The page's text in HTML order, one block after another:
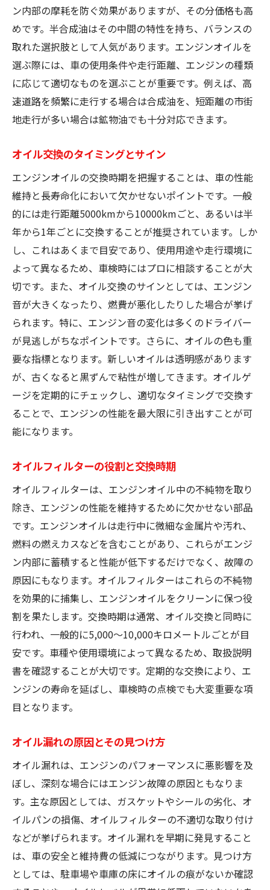
ン内部の摩耗を防ぐ効果がありますが、その分価格も高
めです。半合成油はその中間の特性を持ち、バランスの
取れた選択肢として人気があります。エンジンオイルを
選ぶ際には、車の使用条件や走行距離、エンジンの種類
に応じて適切なものを選ぶことが重要です。例えば、高
速道路を頻繁に走行する場合は合成油を、短距離の市街
地走行が多い場合は鉱物油でも十分対応できます。
オイル交換のタイミングとサイン
エンジンオイルの交換時期を把握することは、車の性能
維持と長寿命化において欠かせないポイントです。一般
的には走行距離5000kmから10000kmごと、あるいは半
年から1年ごとに交換することが推奨されています。しか
し、これはあくまで目安であり、使用用途や走行環境に
よって異なるため、車検時にはプロに相談することが大
切です。また、オイル交換のサインとしては、エンジン
音が大きくなったり、燃費が悪化したりした場合が挙げ
られます。特に、エンジン音の変化は多くのドライバー
が見逃しがちなポイントです。さらに、オイルの色も重
要な指標となります。新しいオイルは透明感があります
が、古くなると黒ずんで粘性が増してきます。オイルゲ
ージを定期的にチェックし、適切なタイミングで交換す
ることで、エンジンの性能を最大限に引き出すことが可
能になります。
オイルフィルターの役割と交換時期
オイルフィルターは、エンジンオイル中の不純物を取り
除き、エンジンの性能を維持するために欠かせない部品
です。エンジンオイルは走行中に微細な金属片や汚れ、
燃料の燃えカスなどを含むことがあり、これらがエンジ
ン内部に蓄積すると性能が低下するだけでなく、故障の
原因にもなります。オイルフィルターはこれらの不純物
を効果的に捕集し、エンジンオイルをクリーンに保つ役
割を果たします。交換時期は通常、オイル交換と同時に
行われ、一般的に5,000〜10,000キロメートルごとが目
安です。車種や使用環境によって異なるため、取扱説明
書を確認することが大切です。定期的な交換により、エ
ンジンの寿命を延ばし、車検時の点検でも大変重要な項
目となります。
オイル漏れの原因とその見つけ方
オイル漏れは、エンジンのパフォーマンスに悪影響を及
ぼし、深刻な場合にはエンジン故障の原因ともなりま
す。主な原因としては、ガスケットやシールの劣化、オ
イルパンの損傷、オイルフィルターの不適切な取り付け
などが挙げられます。オイル漏れを早期に発見すること
は、車の安全と維持費の低減につながります。見つけ方
としては、駐車場や車庫の床にオイルの痕がないか確認